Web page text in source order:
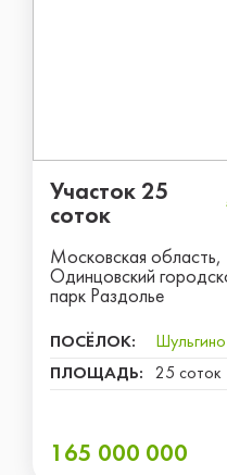
Участок 25
соток
Московская область,
Одинцовский
парк Раздолье
ПОСЁЛОК:
Шульгино
ПЛОЩАДЬ:
25 соток
165 000 000